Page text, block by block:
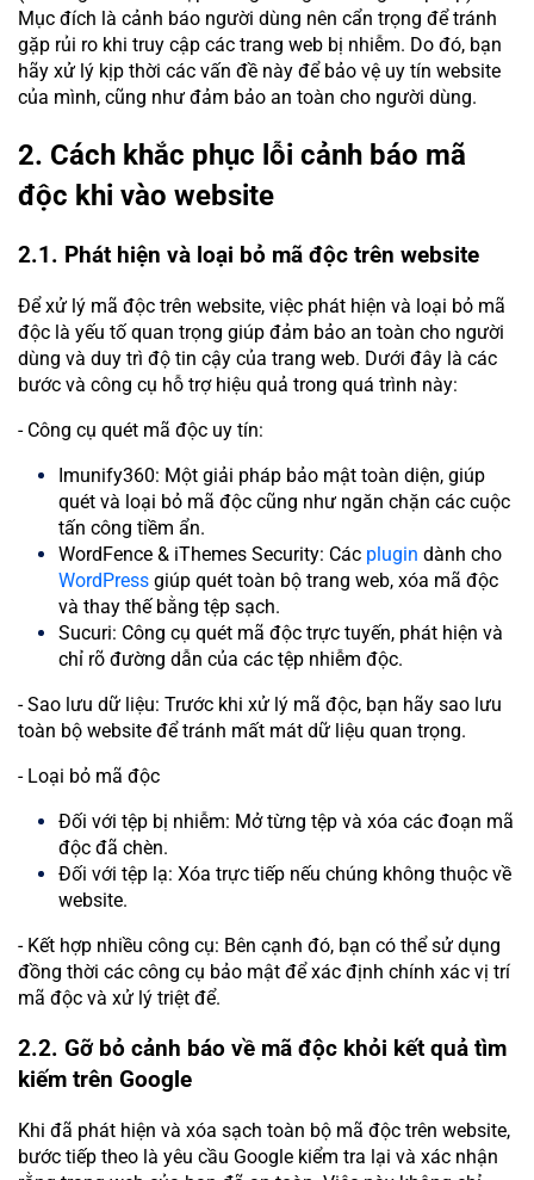
Mục đích là cảnh báo người dùng nên cẩn trọng để tránh
gặp rủi ro khi truy cập các trang web bị nhiễm. Do đó, bạn
hãy xử lý kịp thời các vấn đề này để bảo vệ uy tín website
của mình, cũng như đảm bảo an toàn cho người dùng.
2. Cách khắc phục lỗi cảnh báo mã
độc khi vào website
2.1. Phát hiện và loại bỏ mã độc trên website
Để xử lý mã độc trên website, việc phát hiện và loại bỏ mã
độc là yếu tố quan trọng giúp đảm bảo an toàn cho người
dùng và duy trì độ tin cậy của trang web. Dưới đây là các
bước và công cụ hỗ trợ hiệu quả trong quá trình này:
- Công cụ quét mã độc uy tín:
Imunify360: Một giải pháp bảo mật toàn diện, giúp
quét và loại bỏ mã độc cũng như ngăn chặn các cuộc
tấn công tiềm ẩn.
WordFence & iThemes Security: Các plugin dành cho
WordPress giúp quét toàn bộ trang web, xóa mã độc
và thay thế bằng tệp sạch.
Sucuri: Công cụ quét mã độc trực tuyến, phát hiện và
chỉ rõ đường dẫn của các tệp nhiễm độc.
- Sao lưu dữ liệu: Trước khi xử lý mã độc, bạn hãy sao lưu
toàn bộ website để tránh mất mát dữ liệu quan trọng.
- Loại bỏ mã độc
Đối với tệp bị nhiễm: Mở từng tệp và xóa các đoạn mã
độc đã chèn.
Đối với tệp lạ: Xóa trực tiếp nếu chúng không thuộc về
website.
- Kết hợp nhiều công cụ: Bên cạnh đó, bạn có thể sử dụng
đồng thời các công cụ bảo mật để xác định chính xác vị trí
mã độc và xử lý triệt để.
2.2. Gỡ bỏ cảnh báo về mã độc khỏi kết quả tìm
kiếm trên Google
Khi đã phát hiện và xóa sạch toàn bộ mã độc trên website,
bước tiếp theo là yêu cầu Google kiểm tra lại và xác nhận